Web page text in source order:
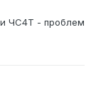
ЧС4Т - проблем